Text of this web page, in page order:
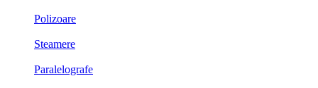
Polizoare
Steamere
Paralelografe